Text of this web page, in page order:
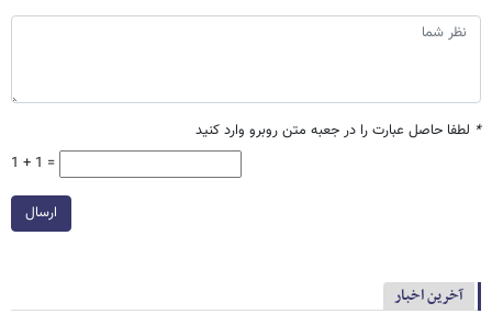
* لطفا حاصل عبارت را در جعبه متن روبرو وارد کنید
1 + 1 =
ارسال
آخرین اخبار